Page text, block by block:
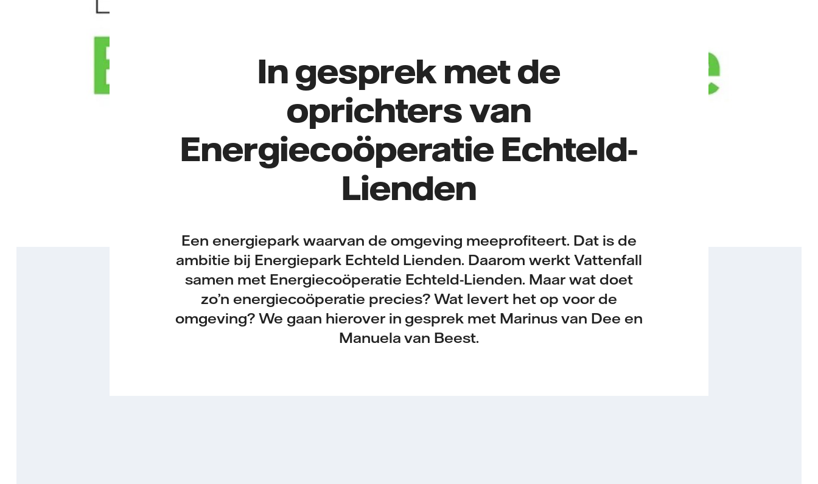
In gesprek met de
oprichters van
Energiecoöperatie Echteld-
Lienden
Een energiepark waarvan de omgeving meeprofiteert. Dat is de
ambitie bij Energiepark Echteld Lienden. Daarom werkt Vattenfall
samen met Energiecoöperatie Echteld-Lienden. Maar wat doet
zo’n energiecoöperatie precies? Wat levert het op voor de
omgeving? We gaan hierover in gesprek met Marinus van Dee en
Manuela van Beest.